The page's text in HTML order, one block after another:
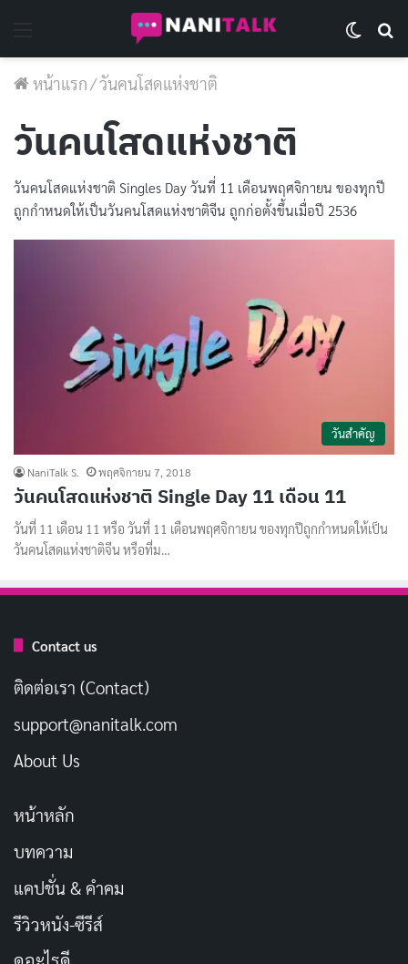
หน้าแรก/วันคนโสดแห่งชาติ
วันคนโสดแห่งชาติ
วันคนโสดแห่งชาติ Singles Day วันที่ 11 เดือนพฤศจิกายน ของทุกปี
ถูกกำหนดให้เป็นวันคนโสดแห่งชาติจีน ถูกก่อตั้งขึ้นเมื่อปี 2536
วันสำคัญ
NaniTalk S. พฤศจิกายน 7, 2018
วันคนโสดแห่งชาติ Single Day 11 เดือน 11
วันที่ 11 เดือน 11 หรือ วันที่ 11 เดือนพฤศจิกายน ของทุกปีถูกกำหนดให้เป็น
วันคนโสดแห่งชาติจีน หรือที่ม…
Contact us
ติดต่อเรา (Contact)
support@nanitalk.com
About Us
หน้าหลัก
บทความ
แคปชั่น & คำคม
รีวิวหนัง-ซีรีส์